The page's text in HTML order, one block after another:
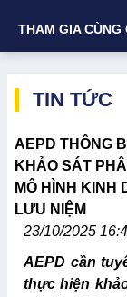
THAM GIA CÙNG
TIN TỨC
AEPD THÔNG
KHẢO SÁT
MÔ HÌNH KINH
LƯU NIỆM
23/10/2025
AEPD cần
thực hiện